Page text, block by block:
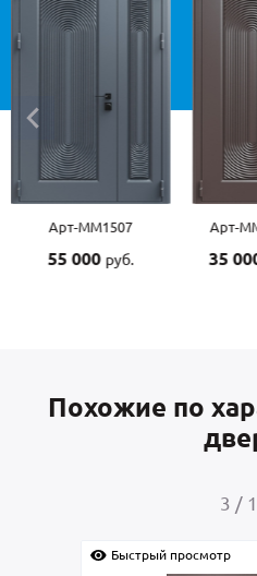
Арт-ММ1507
55 000руб.
Арт-ММ1534
35 000руб.
Похожие по
4 /
Быстрый просмотр